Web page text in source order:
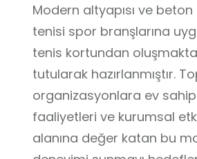
Modern altyapısı ve
tenisi spor branşlarına
tenis kortundan
tutularak hazırlanmıştır.
organizasyonlara ev
faaliyetleri ve kurumsal
alanına değer katan bu